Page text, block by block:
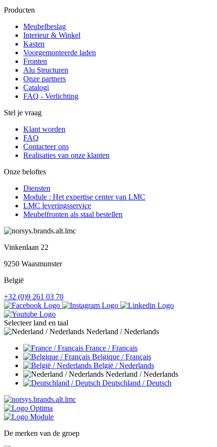
Producten
Meubelbeslag
Interieur & Winkel
Kasten
Voorgemonteerde laden
Fronten
Alu Structuren
Onze partners
Catalogi
FAQ - Verlichting
Stel je vraag
Klant worden
FAQ
Contacteer ons
Realisaties van onze klanten
Onze beloftes
Diensten
Module : Het expertise center van LMC
LMC leveringsservice
Meubelfronten als staal bestellen
Vinkenlaan 22
9250 Waasmunster
België
+32 (0)9 261 03 70
Selecteer land en taal
Nederland / Nederlands
France / Français
Belgique / Français
België / Nederlands
Nederland / Nederlands
Deutschland / Deutsch
De merken van de groep